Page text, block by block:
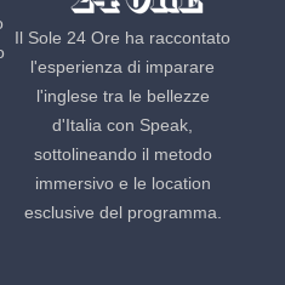
Il Sole 24 Ore ha raccontato
l'esperienza di imparare
l'inglese tra le bellezze
d'Italia con Speak,
sottolineando il metodo
immersivo e le location
esclusive del programma.